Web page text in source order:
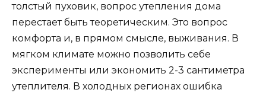
толстый пуховик, вопрос утепления дома
перестает быть теоретическим. Это вопрос
комфорта и, в прямом смысле, выживания. В
мягком климате можно позволить себе
эксперименты или экономить 2-3 сантиметра
утеплителя. В холодных регионах ошибка